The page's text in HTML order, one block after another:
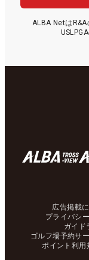
ALBA Netは
広告掲載
プライバシ
ガイド
ゴルフ場予約サ
ポイント利用